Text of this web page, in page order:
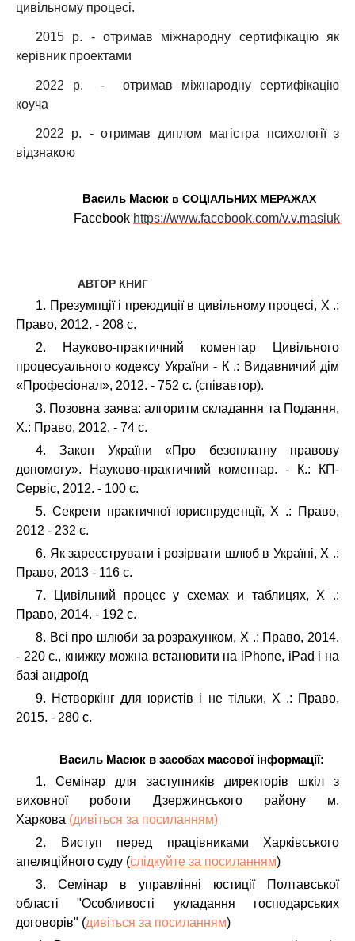
цивільному процесі.
2015 р. - отримав міжнародну сертифікацію як
керівник проектами
2022 р. - отримав міжнародну сертифікацію
коуча
2022 р. - отримав диплом магістра психології з
відзнакою
Василь Масюк в СОЦІАЛЬНИХ МЕРАЖАХ
Facebook https://www.facebook.com/v.v.masiuk
АВТОР КНИГ
1. Презумпції і преюдиції в цивільному процесі, Х .:
Право, 2012. - 208 с.
2. Науково-практичний коментар Цивільного
процесуального кодексу України - К .: Видавничий дім
«Професіонал», 2012. - 752 с. (співавтор).
3. Позовна заява: алгоритм складання та Подання,
Х.: Право, 2012. - 74 с.
4. Закон України «Про безоплатну правову
допомогу». Науково-практичний коментар. - К.: КП-
Сервіс, 2012. - 100 с.
5. Секрети практичної юриспруденції, Х .: Право,
2012 - 232 с.
6. Як зареєструвати і розірвати шлюб в Україні, Х .:
Право, 2013 - 116 с.
7. Цивільний процес у схемах и таблицях, Х .:
Право, 2014. - 192 с.
8. Всі про шлюби за розрахунком, Х .: Право, 2014.
- 220 с., книжку можна встановити на iPhone, iPad і на
базі андроїд
9. Нетворкінг для юристів і не тільки, Х .: Право,
2015. - 280 с.
Василь Масюк в засобах масової інформації:
1. Семінар для заступників директорів шкіл з
виховної роботи Дзержинського району м.
Харкова (дивіться за посиланням)
2. Виступ перед працівниками Харківського
апеляційного суду (слідкуйте за посиланням)
3. Семінар в управлінні юстиції Полтавської
області "Особливості укладання господарських
договорів" (дивіться за посиланням)